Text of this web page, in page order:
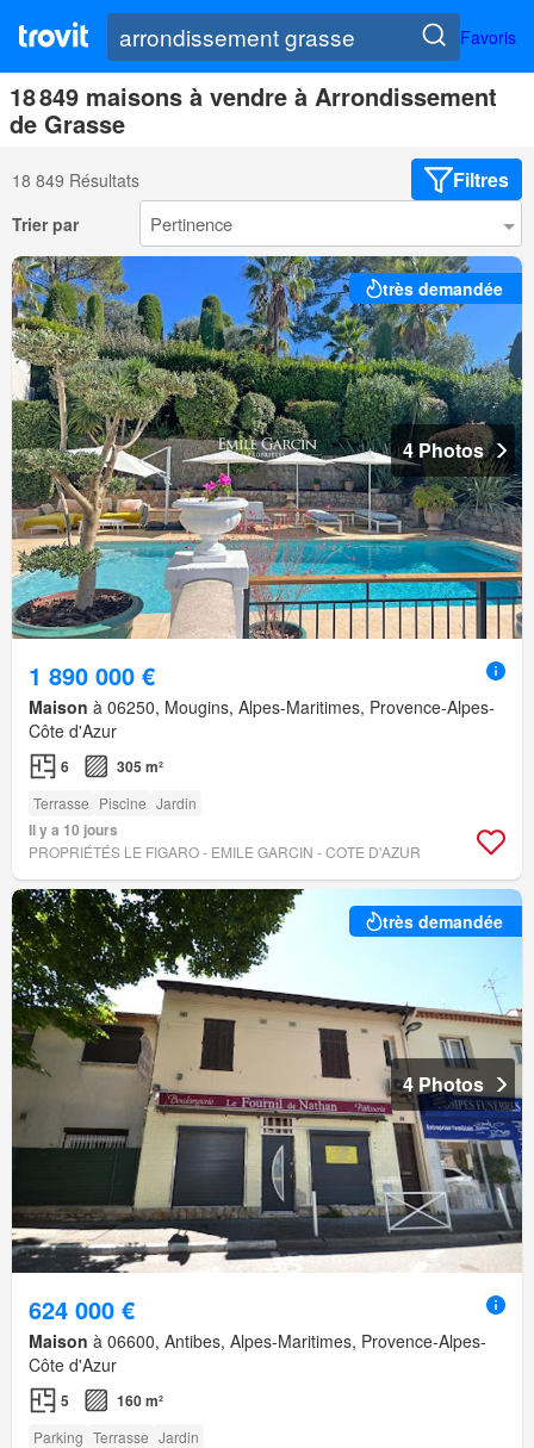
Favoris
18 849 maisons à vendre à Arrondissement
de Grasse
18 849 Résultats Filtres
Trier par
très demandée
4 Photos
1 890 000 €
Maison à 06250, Mougins, Alpes-Maritimes, Provence-Alpes-
Côte d'Azur
6 305 m²
Terrasse Piscine Jardin
Il y a 10 jours
PROPRIÉTÉS LE FIGARO - EMILE GARCIN - COTE D'AZUR
très demandée
4 Photos
624 000 €
Maison à 06600, Antibes, Alpes-Maritimes, Provence-Alpes-
Côte d'Azur
5 160 m²
Parking Terrasse Jardin